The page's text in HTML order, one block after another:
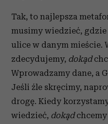
Tak, to najlepsza
musimy wiedzieć,
ulice w danym mieście.
zdecydujemy, dokąd
Wprowadzamy dane, a
Jeśli źle skręcimy,
drogę. Kiedy
wiedzieć, dokądchcemy